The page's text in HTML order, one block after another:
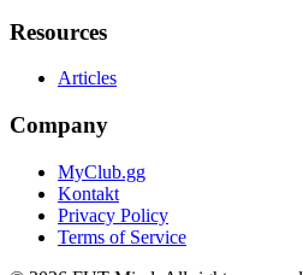
Resources
Articles
Company
MyClub.gg
Kontakt
Privacy Policy
Terms of Service